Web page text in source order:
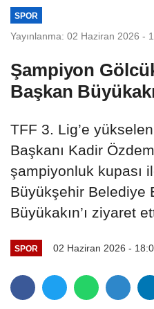
SPOR
Yayınlanma: 02 Haziran 2026 -
Şampiyon
Başkan
TFF 3. Lig’e
Başkanı Kadir
şampiyonluk kupası
Büyükşehir Belediye
Büyükakın’ı ziyaret
SPOR 02 Haziran 2026 -